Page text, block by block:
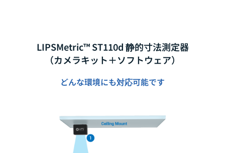
LIPSMetric™ ST110d 静的寸法測定器
（カメラキット＋ソフトウェア）
どんな環境にも対応可能です